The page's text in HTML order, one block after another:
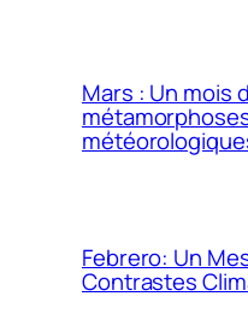
Mars : Un mois
Febrero: Un
Contrastes